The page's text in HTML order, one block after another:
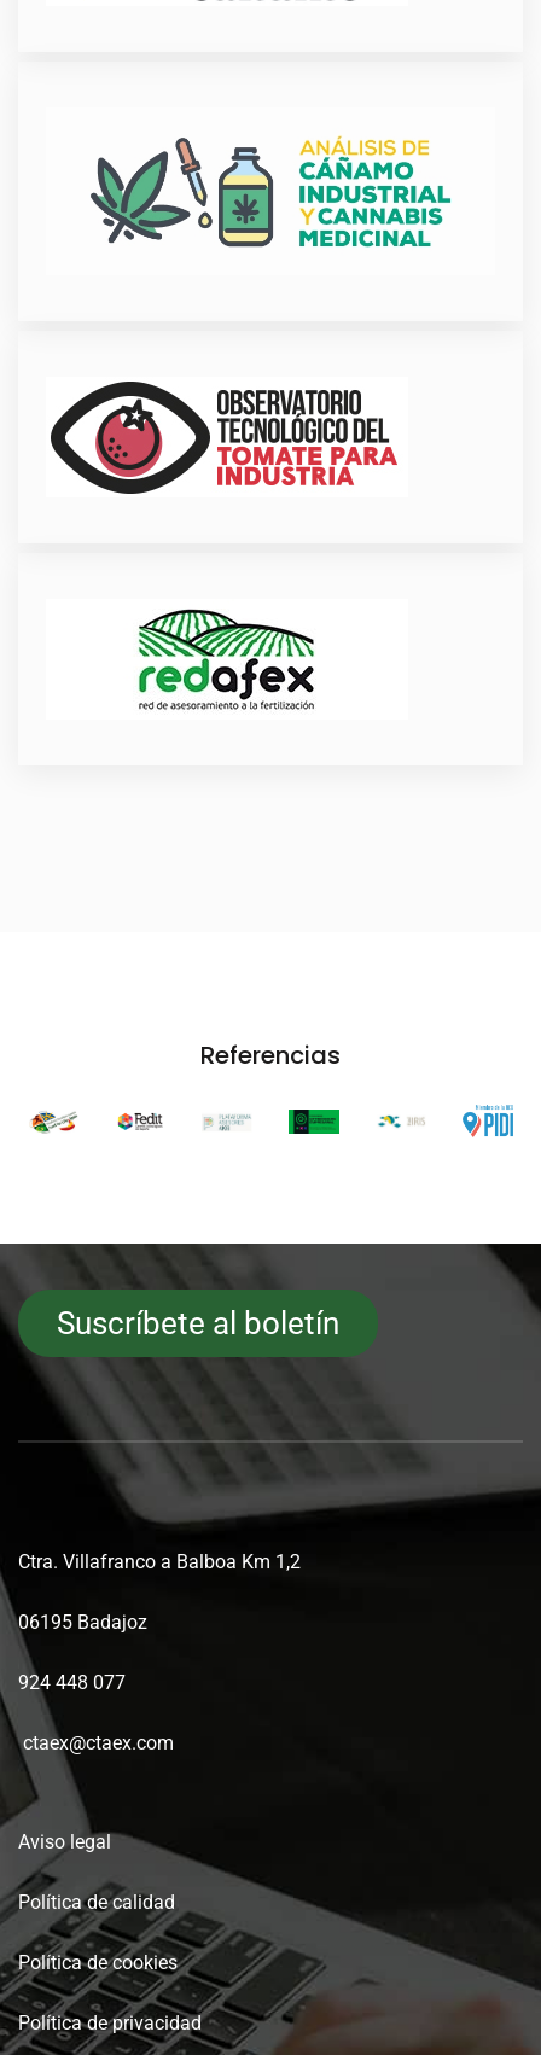
Referencias
Suscríbete al boletín
Ctra. Villafranco a Balboa Km 1,2
06195 Badajoz
924 448 077
ctaex@ctaex.com
Aviso legal
Política de calidad
Política de cookies
Política de privacidad